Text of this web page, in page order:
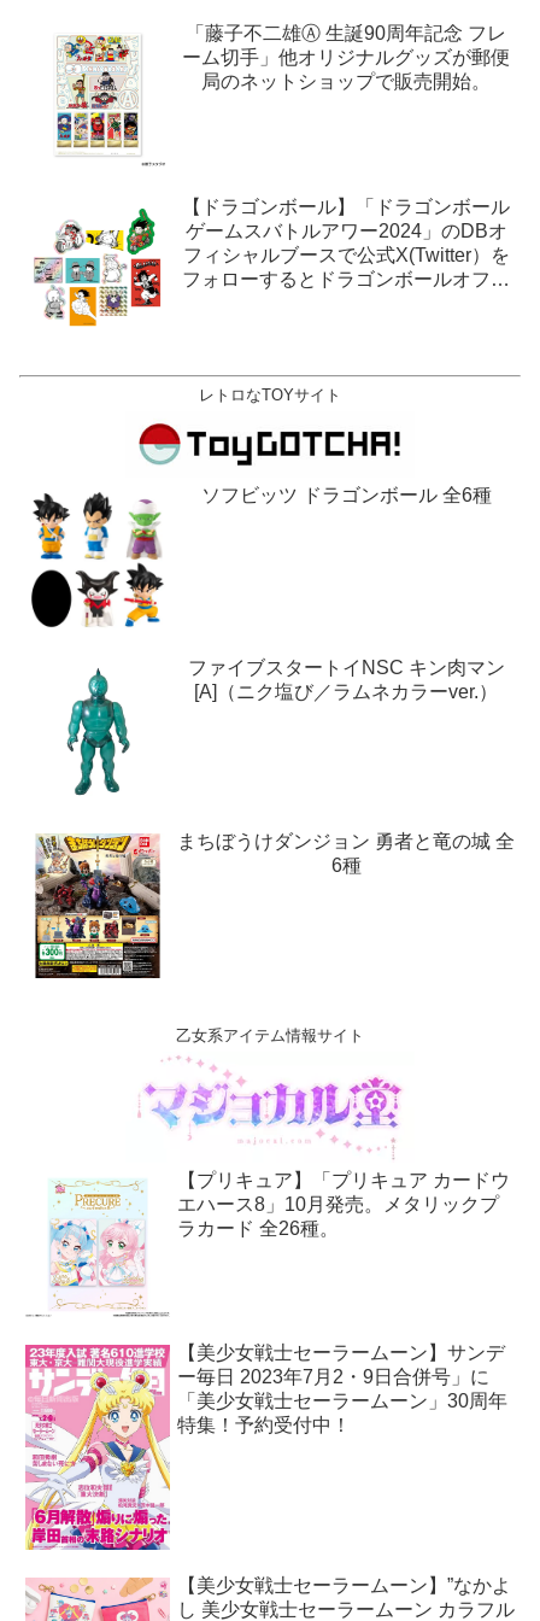
「藤子不二雄Ⓐ 生誕90周年記念 フレ
ーム切手」他オリジナルグッズが郵便
局のネットショップで販売開始。
【ドラゴンボール】「ドラゴンボール
ゲームスバトルアワー2024」のDBオ
フィシャルブースで公式X(Twitter）を
フォローするとドラゴンボールオフィ
レトロなTOYサイト
ソフビッツ ドラゴンボール 全6種
ファイブスタートイNSC キン肉マン
[A]（ニク塩び／ラムネカラーver.）
まちぼうけダンジョン 勇者と竜の城 全
6種
乙女系アイテム情報サイト
【プリキュア】「プリキュア カードウ
エハース8」10月発売。メタリックプ
ラカード 全26種。
【美少女戦士セーラームーン】サンデ
ー毎日 2023年7月2・9日合併号」に
「美少女戦士セーラームーン」30周年
特集！予約受付中！
【美少女戦士セーラームーン】”なかよ
し 美少女戦士セーラームーン カラフル